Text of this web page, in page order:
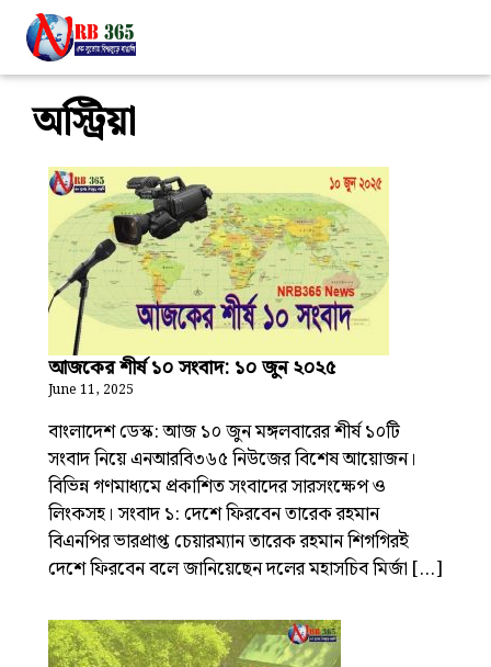
অস্ট্রিয়া
আজকের শীর্ষ ১০ সংবাদ: ১০ জুন ২০২৫
June 11, 2025
বাংলাদেশ ডেস্ক: আজ ১০ জুন মঙ্গলবারের শীর্ষ ১০টি
সংবাদ নিয়ে এনআরবি৩৬৫ নিউজের বিশেষ আয়োজন।
বিভিন্ন গণমাধ্যমে প্রকাশিত সংবাদের সারসংক্ষেপ ও
লিংকসহ। সংবাদ ১: দেশে ফিরবেন তারেক রহমান
বিএনপির ভারপ্রাপ্ত চেয়ারম্যান তারেক রহমান শিগগিরই
দেশে ফিরবেন বলে জানিয়েছেন দলের মহাসচিব মির্জা […]